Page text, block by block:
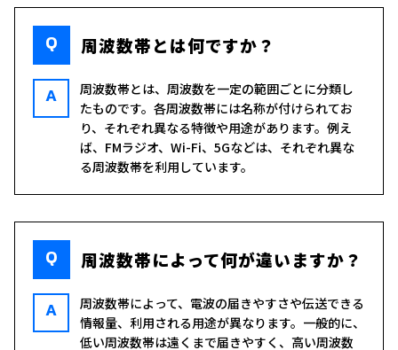
Q 周波数帯とは何ですか？
A
周波数帯とは、周波数を一定の範囲ごとに分類し
たものです。各周波数帯には名称が付けられてお
り、それぞれ異なる特徴や用途があります。例え
ば、FMラジオ、Wi-Fi、5Gなどは、それぞれ異な
る周波数帯を利用しています。
Q 周波数帯によって何が違いますか？
A
周波数帯によって、電波の届きやすさや伝送できる
情報量、利用される用途が異なります。一般的に、
低い周波数帯は遠くまで届きやすく、高い周波数